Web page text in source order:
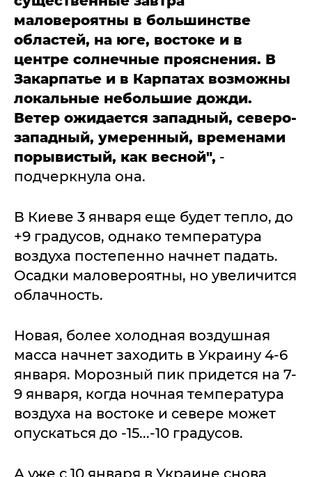
маловероятны в большинстве
областей, на юге, востоке и в
центре солнечные прояснения. В
Закарпатье и в Карпатах возможны
локальные небольшие дожди.
Ветер ожидается западный, северо-
западный, умеренный, временами
порывистый, как весной", -
подчеркнула она.
В Киеве 3 января еще будет тепло, до
+9 градусов, однако температура
воздуха постепенно начнет падать.
Осадки маловероятны, но увеличится
облачность.
Новая, более холодная воздушная
масса начнет заходить в Украину 4-6
января. Морозный пик придется на 7-
9 января, когда ночная температура
воздуха на востоке и севере может
опускаться до -15...-10 градусов.